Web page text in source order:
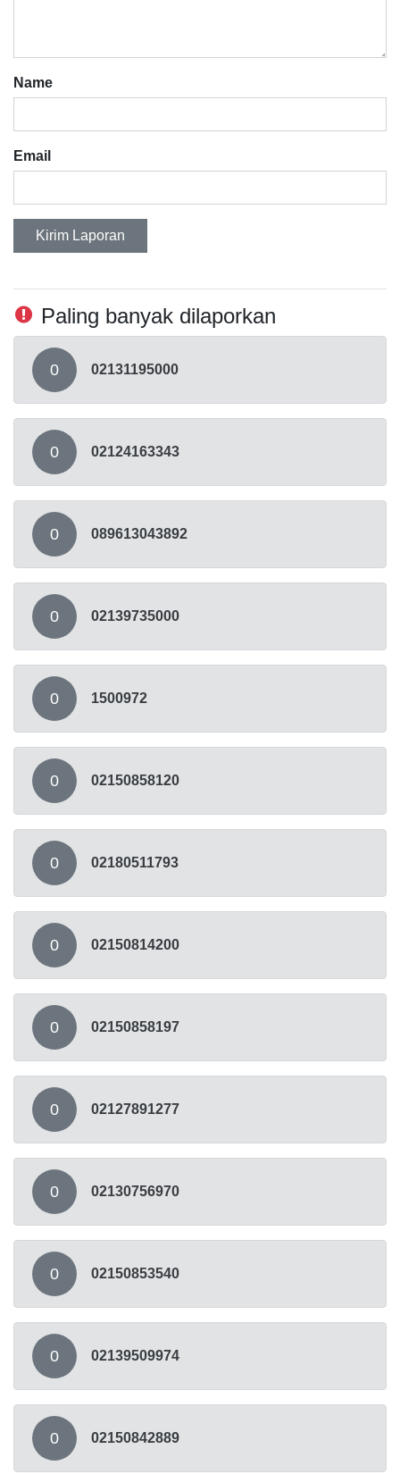
Name
Email
Kirim Laporan
Paling banyak dilaporkan
0 02131195000
0 02124163343
0 089613043892
0 02139735000
0 1500972
0 02150858120
0 02180511793
0 02150814200
0 02150858197
0 02127891277
0 02130756970
0 02150853540
0 02139509974
0 02150842889